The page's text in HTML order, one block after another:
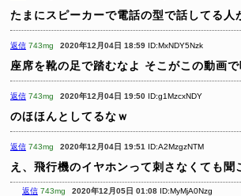
たまにスピーカーで電話の型で話してる人
返信 743mg 2020年12月04日 18:59 ID:MxNDY5Nzk
座席を靴の足で踏むなよ そこがこの動画
返信 743mg 2020年12月04日 19:50 ID:g1MzcxNDY
のほほんとしてるなｗ
返信 743mg 2020年12月04日 19:51 ID:A2MzgzNTM
え、飛行機のイヤホンって刺さなくても聞
返信 743mg 2020年12月05日 01:08 ID:MyMjA0Nzg